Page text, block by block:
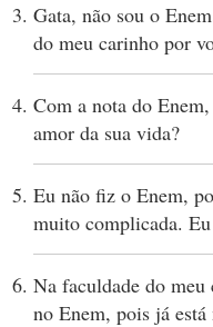
Gata, não sou o
do meu carinho por
Com a nota do
amor da sua vida?
Eu não fiz o Enem,
muito complicada.
Na faculdade do
no Enem, pois já está